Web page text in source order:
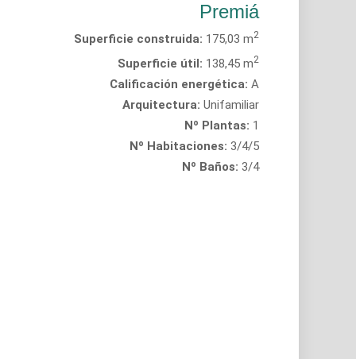
Premiá
Superficie construida: 175,03 m2
Superficie útil: 138,45 m2
Calificación energética: A
Arquitectura: Unifamiliar
Nº Plantas: 1
Nº Habitaciones: 3/4/5
Nº Baños: 3/4